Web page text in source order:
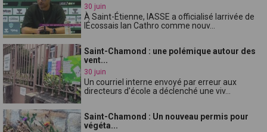
30 juin
À Saint-Étienne, lASSE a officialisé larrivée de
lÉcossais Ian Cathro comme nouv...
Saint-Chamond : une polémique autour des
vent...
30 juin
Un courriel interne envoyé par erreur aux
directeurs d'école a déclenché une viv...
Saint-Chamond : Un nouveau permis pour
végéta...